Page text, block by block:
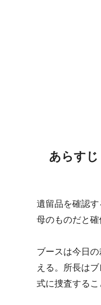
あらすじ
遺留品を確認
母のものだと確
ブースは今日
える。所長は
式に捜査するこ